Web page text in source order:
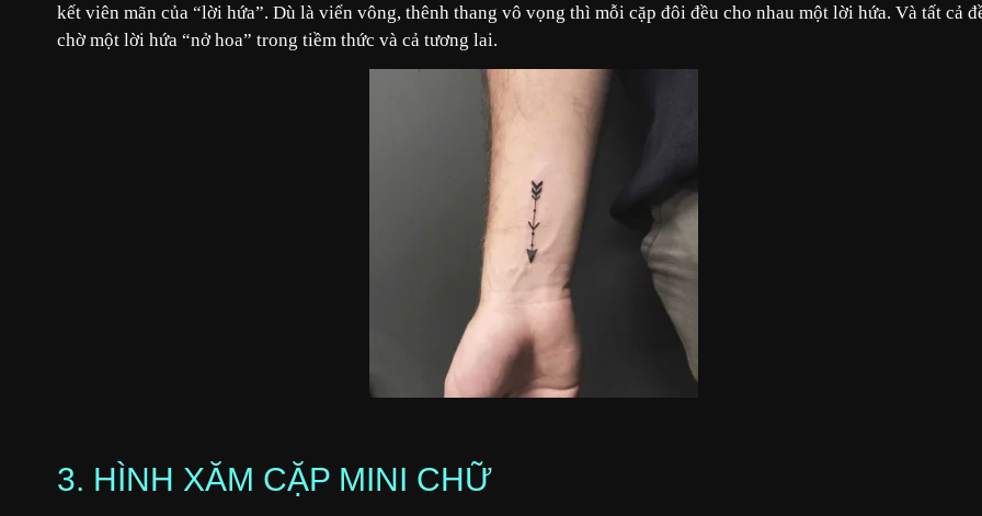
kết viên mãn của “lời hứa”. Dù là viển vông, thênh thang vô vọng thì mỗi cặp đôi đều cho nhau một lời hứa. Và tất cả
chờ một lời hứa “nở hoa” trong tiềm thức và cả tương lai.
3. HÌNH XĂM CẶP MINI CHỮ